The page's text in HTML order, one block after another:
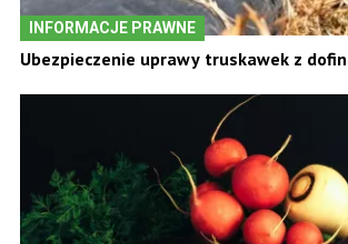
INFORMACJE PRAWNE
Ubezpieczenie uprawy truskawek z